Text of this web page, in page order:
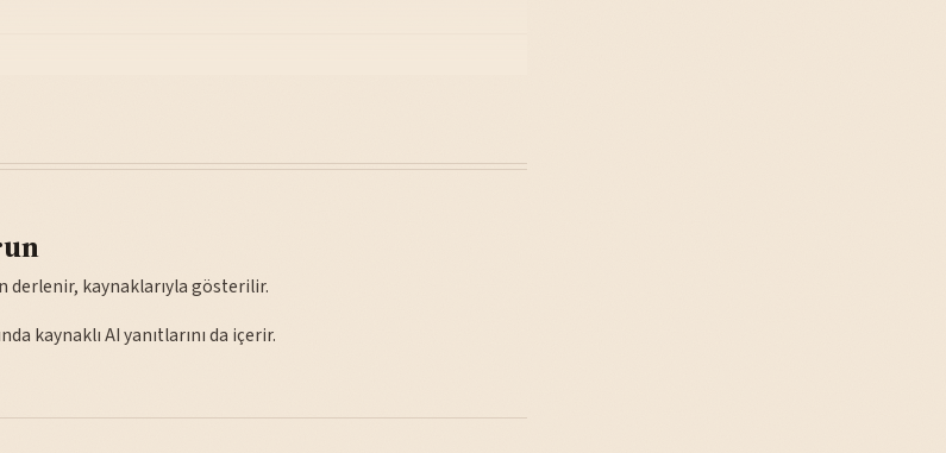
derlenir, kaynaklarıyla gösterilir.
kaynaklı AI yanıtlarını da içerir.